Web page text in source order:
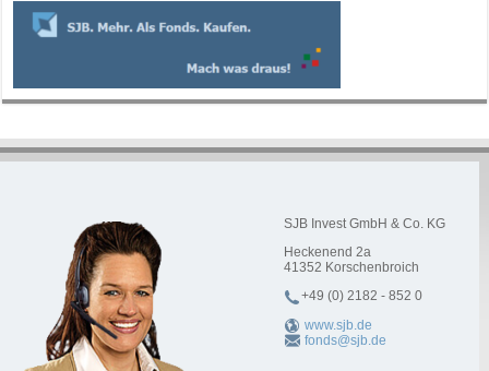
SJB Invest GmbH & Co. KG
Heckenend 2a
41352 Korschenbroich
+49 (0) 2182 - 852 0
www.sjb.de
fonds@sjb.de